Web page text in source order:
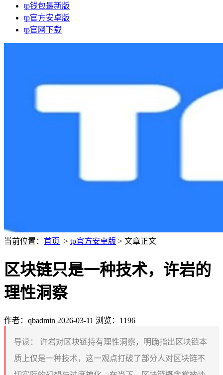
tp钱包最新版
tp官方安卓版
tp官网下载
当前位置： 首页 > tp官方安卓版 > 文章正文
区块链只是一种技术，许岩的
理性洞察
作者：qbadmin 2026-03-11 浏览：1196
导读：
许岩对区块链持有理性洞察，明确指出区块链本
质上仅是一种技术，这一观点打破了部分人对区块链不